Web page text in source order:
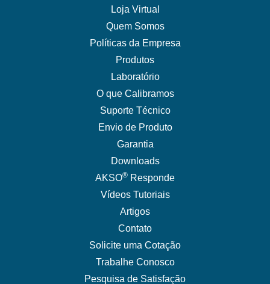
Loja Virtual
Quem Somos
Políticas da Empresa
Produtos
Laboratório
O que Calibramos
Suporte Técnico
Envio de Produto
Garantia
Downloads
AKSO® Responde
Vídeos Tutoriais
Artigos
Contato
Solicite uma Cotação
Trabalhe Conosco
Pesquisa de Satisfação